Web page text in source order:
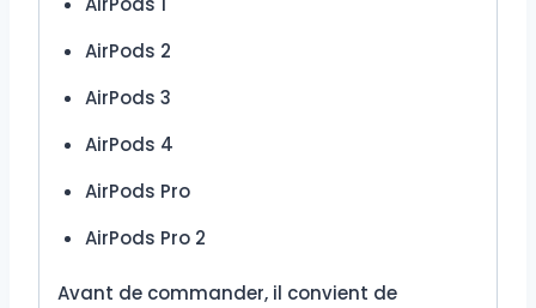
AirPods 2
AirPods 3
AirPods 4
AirPods Pro
AirPods Pro 2
Avant de commander, il convient de